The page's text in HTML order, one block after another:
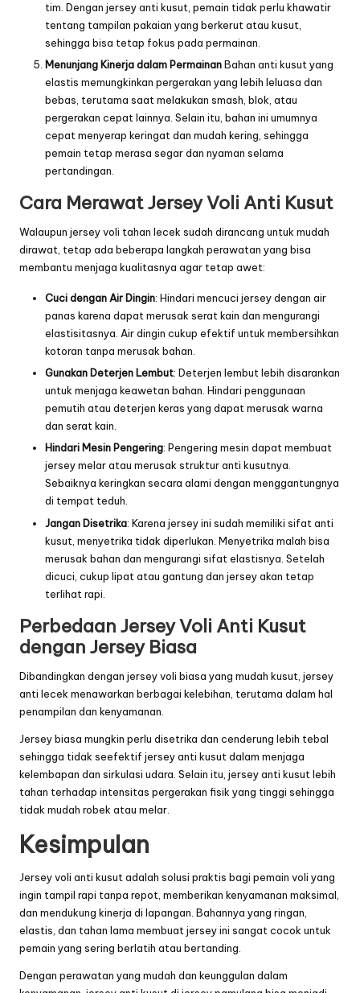
tim. Dengan jersey anti kusut, pemain tidak perlu khawatir
tentang tampilan pakaian yang berkerut atau kusut,
sehingga bisa tetap fokus pada permainan.
Menunjang Kinerja dalam PermainanBahan anti kusut yang
elastis memungkinkan pergerakan yang lebih leluasa dan
bebas, terutama saat melakukan smash, blok, atau
pergerakan cepat lainnya. Selain itu, bahan ini umumnya
cepat menyerap keringat dan mudah kering, sehingga
pemain tetap merasa segar dan nyaman selama
pertandingan.
Cara Merawat Jersey Voli Anti Kusut
Walaupun jersey voli tahan lecek sudah dirancang untuk mudah
dirawat, tetap ada beberapa langkah perawatan yang bisa
membantu menjaga kualitasnya agar tetap awet:
Cuci dengan Air Dingin: Hindari mencuci jersey dengan air
panas karena dapat merusak serat kain dan mengurangi
elastisitasnya. Air dingin cukup efektif untuk membersihkan
kotoran tanpa merusak bahan.
Gunakan Deterjen Lembut: Deterjen lembut lebih disarankan
untuk menjaga keawetan bahan. Hindari penggunaan
pemutih atau deterjen keras yang dapat merusak warna
dan serat kain.
Hindari Mesin Pengering: Pengering mesin dapat membuat
jersey melar atau merusak struktur anti kusutnya.
Sebaiknya keringkan secara alami dengan menggantungnya
di tempat teduh.
Jangan Disetrika: Karena jersey ini sudah memiliki sifat anti
kusut, menyetrika tidak diperlukan. Menyetrika malah bisa
merusak bahan dan mengurangi sifat elastisnya. Setelah
dicuci, cukup lipat atau gantung dan jersey akan tetap
terlihat rapi.
Perbedaan Jersey Voli Anti Kusut
dengan Jersey Biasa
Dibandingkan dengan jersey voli biasa yang mudah kusut, jersey
anti lecek menawarkan berbagai kelebihan, terutama dalam hal
penampilan dan kenyamanan.
Jersey biasa mungkin perlu disetrika dan cenderung lebih tebal
sehingga tidak seefektif jersey anti kusut dalam menjaga
kelembapan dan sirkulasi udara. Selain itu, jersey anti kusut lebih
tahan terhadap intensitas pergerakan fisik yang tinggi sehingga
tidak mudah robek atau melar.
Kesimpulan
Jersey voli anti kusut adalah solusi praktis bagi pemain voli yang
ingin tampil rapi tanpa repot, memberikan kenyamanan maksimal,
dan mendukung kinerja di lapangan. Bahannya yang ringan,
elastis, dan tahan lama membuat jersey ini sangat cocok untuk
pemain yang sering berlatih atau bertanding.
Dengan perawatan yang mudah dan keunggulan dalam